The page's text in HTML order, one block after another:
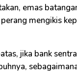
emas
mengikis
jika bank